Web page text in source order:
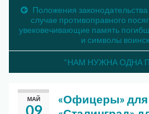
Положения
случае противоправного
увековечивающие память
и символы
“НАМ НУЖНА ОДНА
МАЙ
09
«Офицеры» для